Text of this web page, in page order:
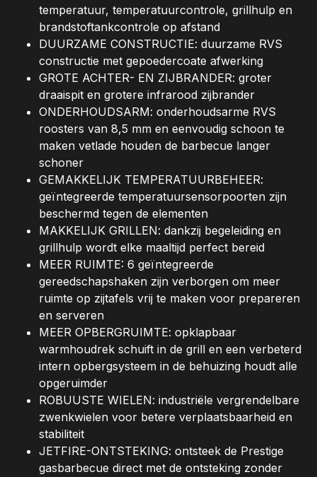
temperatuur, temperatuurcontrole, grillhulp en
brandstoftankcontrole op afstand
DUURZAME CONSTRUCTIE: duurzame RVS
constructie met gepoedercoate afwerking
GROTE ACHTER- EN ZIJBRANDER: groter
draaispit en grotere infrarood zijbrander
ONDERHOUDSARM: onderhoudsarme RVS
roosters van 8,5 mm en eenvoudig schoon te
maken vetlade houden de barbecue langer
schoner
GEMAKKELIJK TEMPERATUURBEHEER:
geïntegreerde temperatuursensorpoorten zijn
beschermd tegen de elementen
MAKKELIJK GRILLEN: dankzij begeleiding en
grillhulp wordt elke maaltijd perfect bereid
MEER RUIMTE: 6 geïntegreerde
gereedschapshaken zijn verborgen om meer
ruimte op zijtafels vrij te maken voor prepareren
en serveren
MEER OPBERGRUIMTE: opklapbaar
warmhoudrek schuift in de grill en een verbeterd
intern opbergsysteem in de behuizing houdt alle
opgeruimder
ROBUUSTE WIELEN: industriële vergrendelbare
zwenkwielen voor betere verplaatsbaarheid en
stabiliteit
JETFIRE-ONTSTEKING: ontsteek de Prestige
gasbarbecue direct met de ontsteking zonder